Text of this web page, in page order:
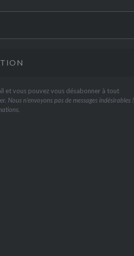
et vous pouvez vous désabonner à tout
Nous n’envoyons pas de messages indésirables !